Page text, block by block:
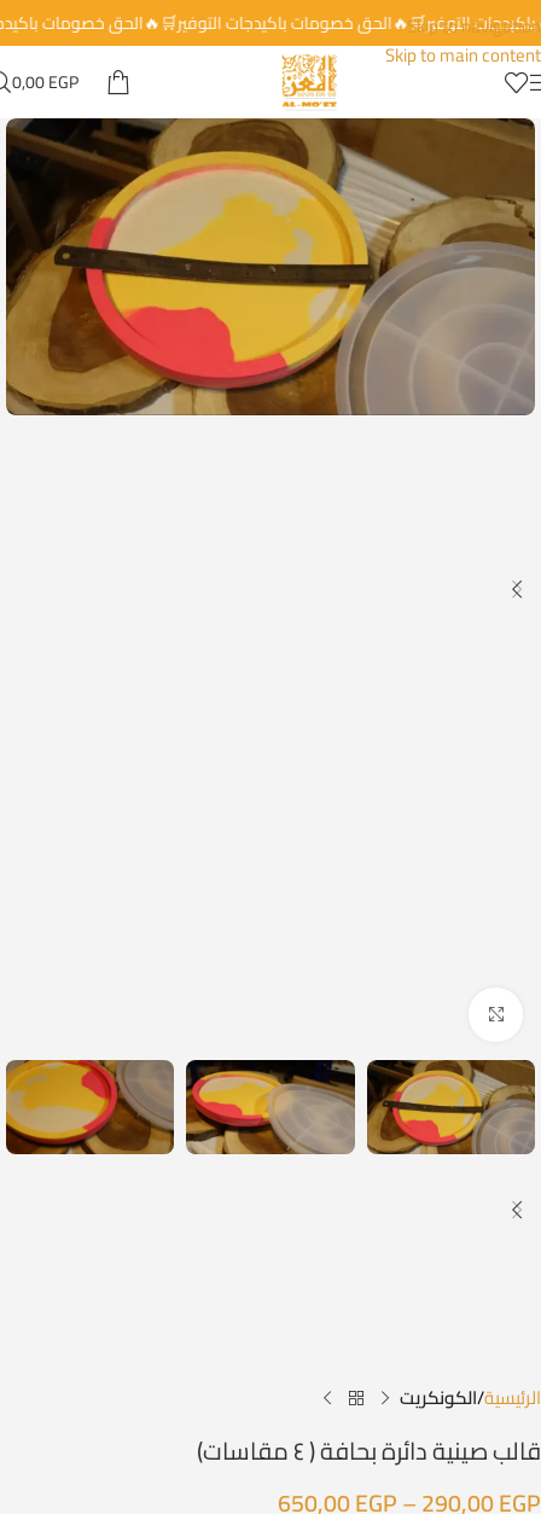
Skip to navigation
Skip to main content
التوفير🛒🔥الحق خصومات باكيدجات التوفير🛒🔥الحق خصومات
0,00EGP
الرئيسية الكونكريت
قالب صينية دائرة بحافة ( ٤ مقاسات)
290,00EGP
–
650,00EGP